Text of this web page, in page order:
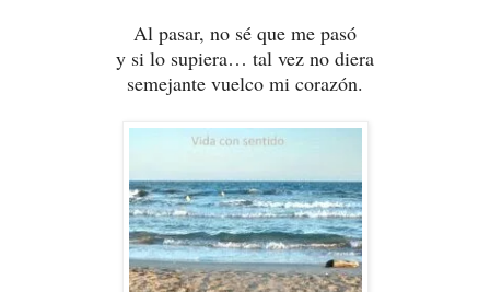
Al pasar, no sé que me pasó
y si lo supiera… tal vez no diera
semejante vuelco mi corazón.